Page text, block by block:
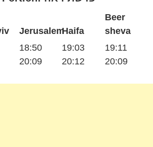
Jerusalem
18:50
20:09
Haifa
19:03
20:12
Beer
sheva
19:11
20:09